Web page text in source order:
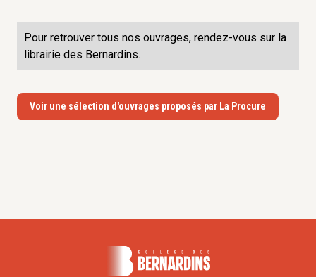
Pour retrouver tous nos ouvrages, rendez-vous sur la
librairie des Bernardins.
Voir une sélection d'ouvrages proposés par La Procure